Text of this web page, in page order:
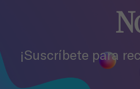
¡Suscríbete para